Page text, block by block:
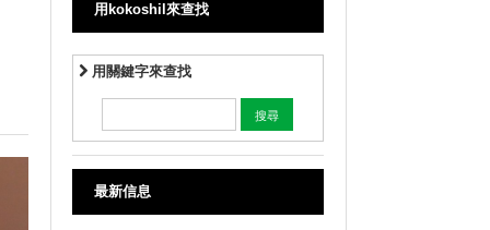
用kokoshil來查找
用關鍵字來查找
最新信息